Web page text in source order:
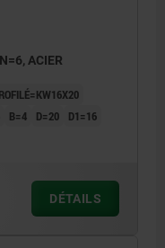
ACIER
B=4 D=20 D1=16
DÉTAILS